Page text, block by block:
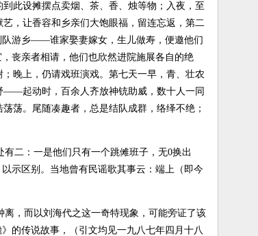
此设摊摆点卖烟、茶、香、烛等物；入夜，至
，让香容和乡亲们大饱眼福，留连忘返，第二
队游乡——谁家娶妻嫁女，生儿做寿，便邀他们
丧亲者相请，他们也欣然进院施展各自的绝
晚上，仍请戏班演戏。第七天一早，青、壮农
——起动时，百余人齐放神铳助威，数十人一同
荡。尾随凑趣者，总是结队成群，络绎不绝；
二：一是他们只有一个跳傩班子，无0换出
示区别。当地曾有民谣歌其事云：端上（即今
，而以刘海代之这一奇特现象，可能旁证了该
的传说故事，（引文均见一九八七年四月十八